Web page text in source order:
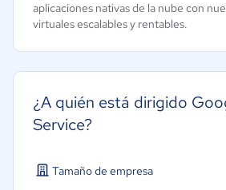
aplicaciones nativas de la nube con
virtuales escalables y rentables.
¿A quién está dirigido
Service?
Tamaño de empresa